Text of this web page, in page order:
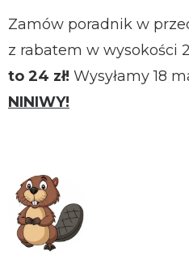
Zamów poradnik w
z rabatem w wysokości
to 24 zł! Wysyłamy 18
NINIWY!